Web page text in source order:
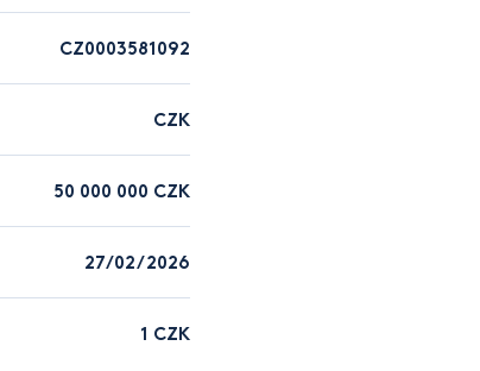
CZ0003581092
CZK
50 000 000 CZK
27/02/2026
1 CZK